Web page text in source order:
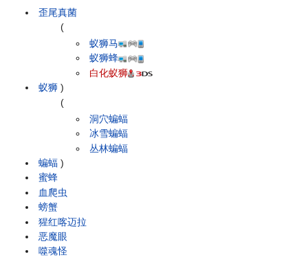
歪尾真菌
蚁狮
(
蚁狮马
蚁狮蜂
白化蚁狮
)
蝙蝠
(
洞穴蝙蝠
冰雪蝙蝠
丛林蝙蝠
)
蜜蜂
血爬虫
螃蟹
猩红喀迈拉
恶魔眼
噬魂怪